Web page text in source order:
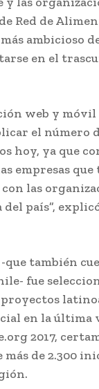
Red de
ambicioso
en el
web y móvil
el número
hoy, ya que
empresas
las
país”,
que también
fue
en la última
2017,
de 2.300